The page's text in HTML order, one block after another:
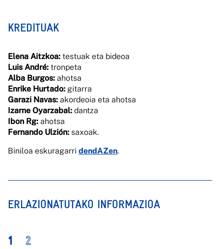
KREDITUAK
Elena Aitzkoa: testuak eta bideoa
Luis André: tronpeta
Alba Burgos: ahotsa
Enrike Hurtado: gitarra
Garazi Navas: akordeoia eta ahotsa
Izarne Oyarzabal: dantza
Ibon Rg: ahotsa
Fernando Ulzión: saxoak.
Biniloa eskuragarri dendAZen.
ERLAZIONATUTAKO INFORMAZIOA
1 2